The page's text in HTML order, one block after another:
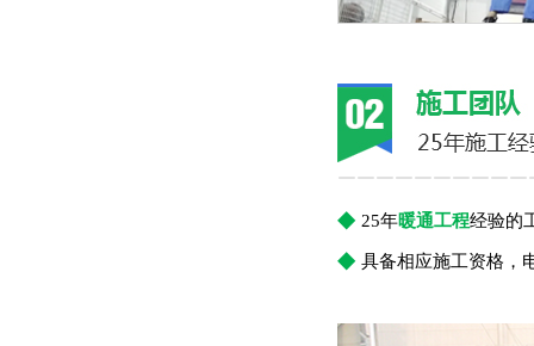
￣￣￣￣￣￣￣￣￣
◆ 25年暖通工程经验的
◆ 具备相应施工资格，